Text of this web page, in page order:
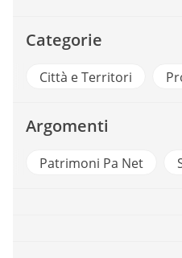
Categorie
Città e Territori
Argomenti
Patrimoni Pa Net